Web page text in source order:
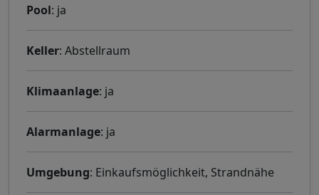
Pool: ja
Keller: Abstellraum
Klimaanlage: ja
Alarmanlage: ja
Umgebung: Einkaufsmöglichkeit, Strandnähe